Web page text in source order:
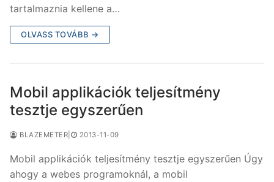
tartalmaznia kellene a…
OLVASS TOVÁBB →
Mobil applikációk teljesítmény
tesztje egyszerűen
BLAZEMETER 2013-11-09
Mobil applikációk teljesítmény tesztje egyszerűen Úgy
ahogy a webes programoknál, a mobil